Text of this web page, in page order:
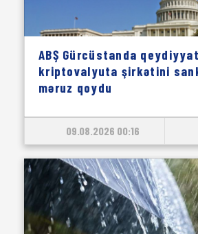
ABŞ Gürcüstanda
kriptovalyuta şirkətini
məruz qoydu
09.08.2026 00:16